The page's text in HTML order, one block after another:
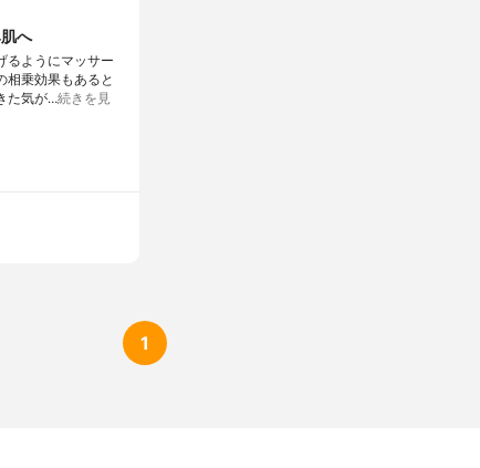
へ
るようにマッサー
相乗効果もあると
た気が…続きを見
1